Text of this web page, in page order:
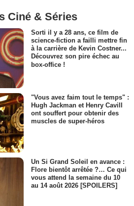
Ciné & Séries
Sorti il y a 28 ans, ce film de
science-fiction a failli mettre fin
à la carrière de Kevin Costner...
Découvrez son pire échec au
box-office !
"Vous avez faim tout le temps" :
Hugh Jackman et Henry Cavill
ont souffert pour obtenir des
muscles de super-héros
Un Si Grand Soleil en avance :
Flore bientôt arrêtée ?… Ce qui
vous attend la semaine du 10
au 14 août 2026 [SPOILERS]